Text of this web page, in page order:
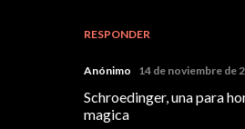
RESPONDER
Anónimo 14 de noviembre de
Schroedinger, una para
magica